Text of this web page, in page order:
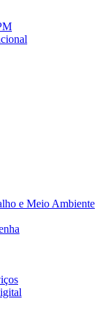
e Meio Ambiente